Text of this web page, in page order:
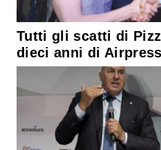
Tutti gli scatti di
dieci anni di Airpress